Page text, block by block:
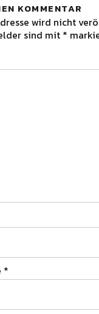
KOMMENTAR
wird nicht
sind mit *
*